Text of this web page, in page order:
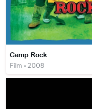
Camp Rock
Film • 2008